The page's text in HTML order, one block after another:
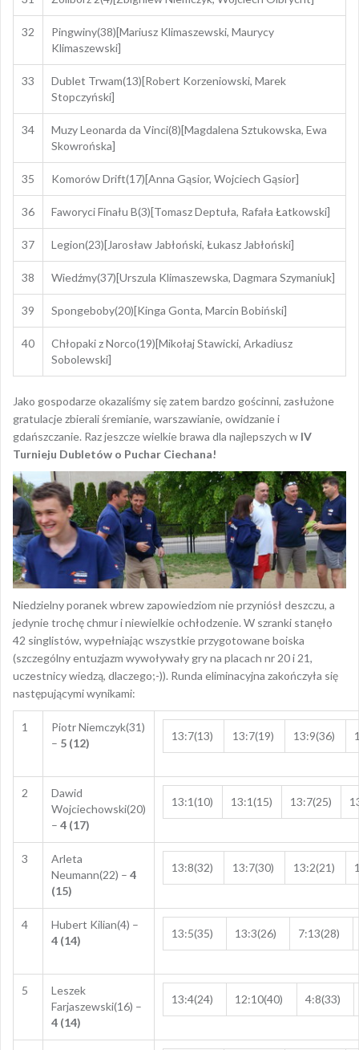
32
Pingwiny(38)[Mariusz Klimaszewski, Maurycy
Klimaszewski]
33
Dublet Trwam(13)[Robert Korzeniowski, Marek
Stopczyński]
34
Muzy Leonarda da Vinci(8)[Magdalena Sztukowska, Ewa
Skowrońska]
35 Komorów Drift(17)[Anna Gąsior, Wojciech Gąsior]
36 Faworyci Finału B(3)[Tomasz Deptuła, Rafała Łatkowski]
37 Legion(23)[Jarosław Jabłoński, Łukasz Jabłoński]
38 Wiedźmy(37)[Urszula Klimaszewska, Dagmara Szymaniuk]
39 Spongeboby(20)[Kinga Gonta, Marcin Bobiński]
40
Chłopaki z Norco(19)[Mikołaj Stawicki, Arkadiusz
Sobolewski]
Jako gospodarze okazaliśmy się zatem bardzo gościnni, zasłużone
gratulacje zbierali śremianie, warszawianie, owidzanie i
gdańszczanie. Raz jeszcze wielkie brawa dla najlepszych w IV
Turnieju Dubletów o Puchar Ciechana!
Niedzielny poranek wbrew zapowiedziom nie przyniósł deszczu, a
jedynie trochę chmur i niewielkie ochłodzenie. W szranki stanęło
42 singlistów, wypełniając wszystkie przygotowane boiska
(szczególny entuzjazm wywoływały gry na placach nr 20 i 21,
uczestnicy wiedzą, dlaczego;-)). Runda eliminacyjna zakończyła się
następującymi wynikami:
1
Piotr Niemczyk(31)
– 5 (12)
13:7(13) 13:7(19) 13:9(36)
2
Dawid
Wojciechowski(20)
– 4 (17)
13:1(10) 13:1(15) 13:7(25)
3
Arleta
Neumann(22) – 4
(15)
13:8(32) 13:7(30) 13:2(21)
4
Hubert Kilian(4) –
4 (14)
13:5(35) 13:3(26) 7:13(28)
5
Leszek
Farjaszewski(16) –
4 (14)
13:4(24) 12:10(40) 4:8(33)